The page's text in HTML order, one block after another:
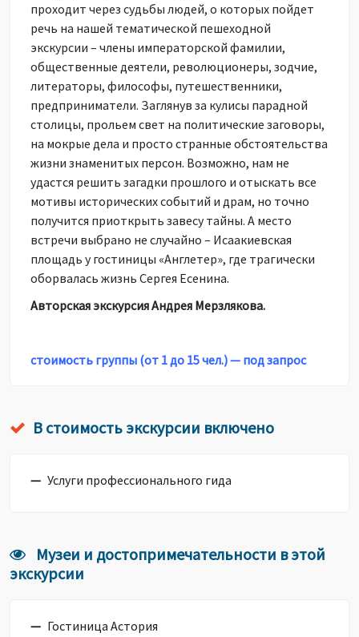
проходит через судьбы людей, о которых пойдет
речь на нашей тематической пешеходной
экскурсии – члены императорской фамилии,
общественные деятели, революционеры, зодчие,
литераторы, философы, путешественники,
предприниматели. Заглянув за кулисы парадной
столицы, прольем свет на политические заговоры,
на мокрые дела и просто странные обстоятельства
жизни знаменитых персон. Возможно, нам не
удастся решить загадки прошлого и отыскать все
мотивы исторических событий и драм, но точно
получится приоткрыть завесу тайны. А место
встречи выбрано не случайно – Исаакиевская
площадь у гостиницы «Англетер», где трагически
оборвалась жизнь Сергея Есенина.
Авторская экскурсия Андрея Мерзлякова.
стоимость группы (от 1 до 15 чел.) — под запрос
В стоимость экскурсии включено
Услуги профессионального гида
Музеи и достопримечательности в этой
экскурсии
Гостиница Астория